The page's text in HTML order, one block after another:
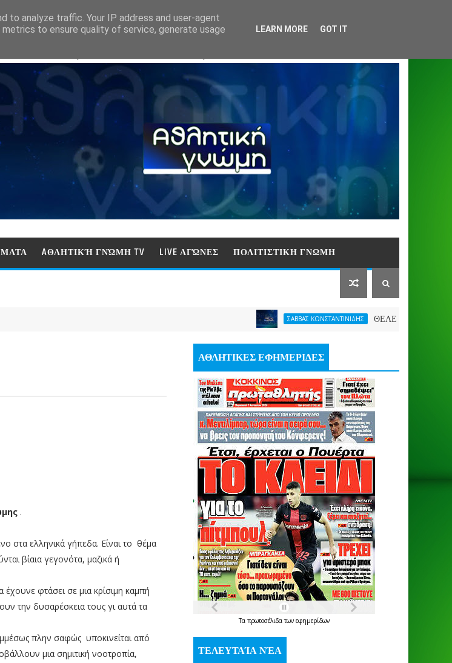
AΘΛΗΤΙΚΉ ΓΝΏΜΗ TV LIVE ΑΓΏΝΕΣ ΠΟΛΙΤΙΣΤΙΚΗ ΓΝΩΜΗ
ΣΑΒΒΑΣ ΚΩΝΣΤΑΝΤΙΝΙΔΗΣ ΘΕΛΕΙ FORMAT O ΑΡΗΣ
.
στα ελληνικά γήπεδα. Είναι το θέμα
βίαια γεγονότα, μαζικά ή
έχουνε φτάσει σε μια κρίσιμη καμπή
την δυσαρέσκεια τους γι αυτά τα
πλην σαφώς υποκινείται από
μια σημιτική νοοτροπία,
ΑΘΛΗΤΙΚΕΣ ΕΦΗΜΕΡΙΔΕΣ
Τα πρωτοσέλιδατων εφημερίδων
ΤΕΛΕΥΤΑΊΑ ΝΈΑ
to analyze traffic. Your IP address and user-agent
to ensure quality of service, generate usage
LEARN MORE GOT IT